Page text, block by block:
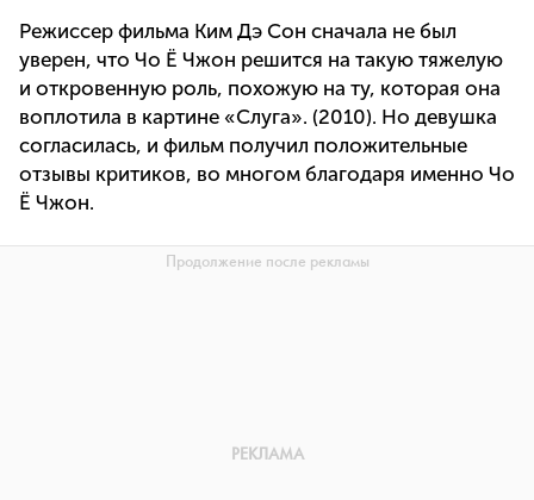
Режиссер фильма Ким Дэ Сон сначала не был
уверен, что Чо Ё Чжон решится на такую тяжелую
и откровенную роль, похожую на ту, которая она
воплотила в картине «Слуга». (2010). Но девушка
согласилась, и фильм получил положительные
отзывы критиков, во многом благодаря именно Чо
Ё Чжон.